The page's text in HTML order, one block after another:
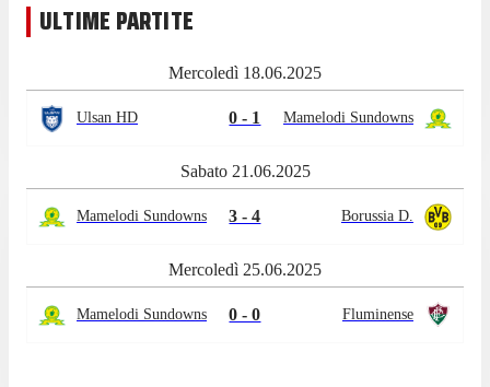
ULTIME PARTITE
Mercoledì 18.06.2025
Ulsan HD 0 - 1 Mamelodi Sundowns
Sabato 21.06.2025
Mamelodi Sundowns 3 - 4 Borussia D.
Mercoledì 25.06.2025
Mamelodi Sundowns 0 - 0 Fluminense